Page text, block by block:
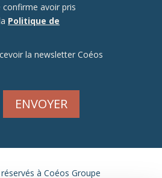
avoir pris
Politique de
la newsletter Coéos
ENVOYER
à Coéos Groupe